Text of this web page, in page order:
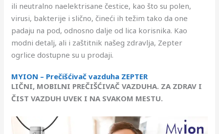
ili neutralno naelektrisane čestice, kao što su polen,
virusi, bakterije i slično, čineći ih težim tako da one
padaju na pod, odnosno dalje od lica korisnika. Kao
modni detalj, ali i zaštitnik našeg zdravlja, Zepter
ogrlice dostupne su u prodaji.
MYION – Prečišćivač vazduha ZEPTER
LIČNI, MOBILNI PREČIŠĆIVAČ VAZDUHA. ZA ZDRAV I
ČIST VAZDUH UVEK I NA SVAKOM MESTU.